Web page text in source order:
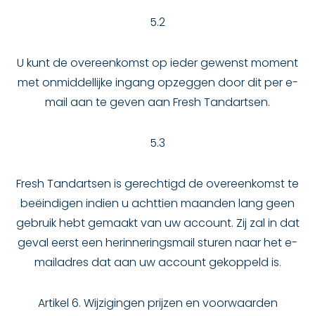
5.2
U kunt de overeenkomst op ieder gewenst moment
met onmiddellijke ingang opzeggen door dit per e-
mail aan te geven aan Fresh Tandartsen.
5.3
Fresh Tandartsen is gerechtigd de overeenkomst te
beëindigen indien u achttien maanden lang geen
gebruik hebt gemaakt van uw account. Zij zal in dat
geval eerst een herinneringsmail sturen naar het e-
mailadres dat aan uw account gekoppeld is.
Artikel 6. Wijzigingen prijzen en voorwaarden